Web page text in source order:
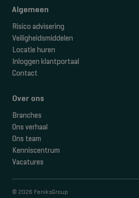
Algemeen
Risico advisering
Veiligheidsmiddelen
Locatie huren
Inloggen klantportaal
Contact
Over ons
Branches
Ons verhaal
Ons team
Kenniscentrum
Vacatures
© 2026 FeniksGroup